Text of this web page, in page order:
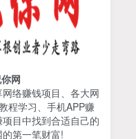
设计，把流量转化
业模...
出海实战课：10分钟
网站+支付登陆对接，
网
络赚钱项目、各大网
程学习、手机APP赚
目中找到合适自己的
第一笔财富!